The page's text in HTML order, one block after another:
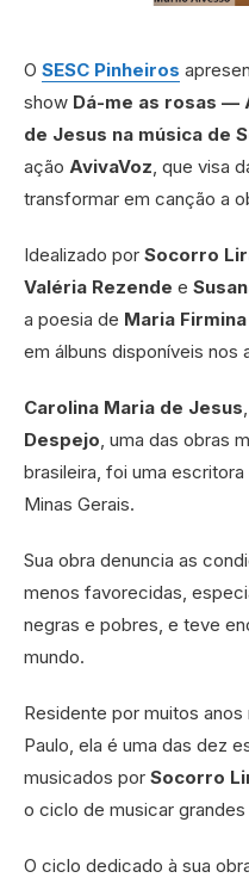
O SESC Pinheiros
show Dá-me as rosas —
de Jesus na música de
ação AvivaVoz , que visa
transformar em canção a
Idealizado por Socorro
Valéria Rezende e
a poesia de Maria
em álbuns disponíveis nos
Carolina Maria de Jesus
Despejo , uma das obras
brasileira, foi uma escritora
Minas Gerais.
Sua obra denuncia as
menos favorecidas,
negras e pobres, e teve
mundo.
Residente por muitos
Paulo, ela é uma das dez
musicados por Socorro
o ciclo de musicar
O ciclo dedicado à sua